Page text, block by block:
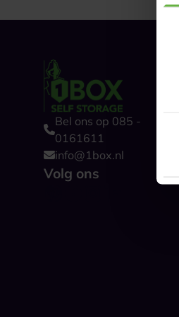
Bel ons op 085 -
0161611
info@1box.nl
Volg ons